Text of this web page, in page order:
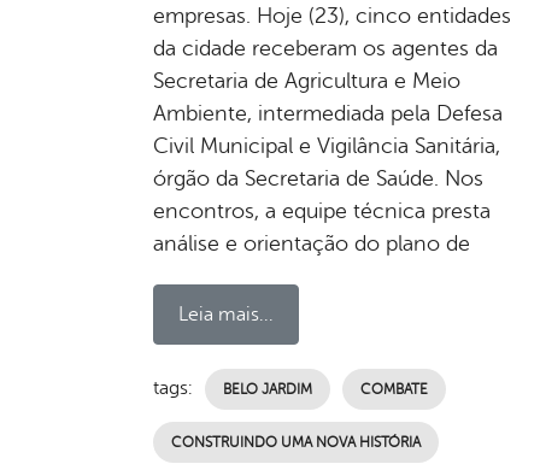
empresas. Hoje (23), cinco entidades
da cidade receberam os agentes da
Secretaria de Agricultura e Meio
Ambiente, intermediada pela Defesa
Civil Municipal e Vigilância Sanitária,
órgão da Secretaria de Saúde. Nos
encontros, a equipe técnica presta
análise e orientação do plano de
Leia mais...
tags: BELO JARDIM COMBATE
CONSTRUINDO UMA NOVA HISTÓRIA